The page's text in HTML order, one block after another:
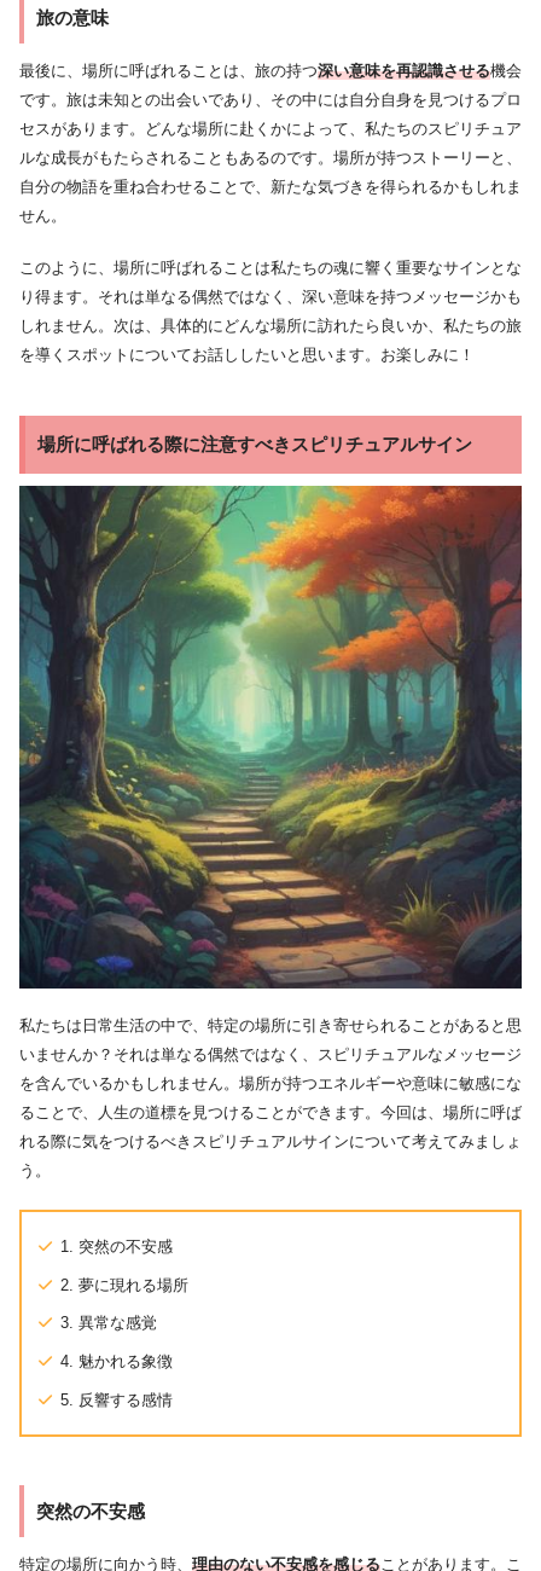
旅の意味
最後に、場所に呼ばれることは、旅の持つ深い意味を再認識させる機会
です。旅は未知との出会いであり、その中には自分自身を見つけるプロ
セスがあります。どんな場所に赴くかによって、私たちのスピリチュア
ルな成長がもたらされることもあるのです。場所が持つストーリーと、
自分の物語を重ね合わせることで、新たな気づきを得られるかもしれま
せん。
このように、場所に呼ばれることは私たちの魂に響く重要なサインとな
り得ます。それは単なる偶然ではなく、深い意味を持つメッセージかも
しれません。次は、具体的にどんな場所に訪れたら良いか、私たちの旅
を導くスポットについてお話ししたいと思います。お楽しみに！
場所に呼ばれる際に注意すべきスピリチュアルサイン
私たちは日常生活の中で、特定の場所に引き寄せられることがあると思
いませんか？それは単なる偶然ではなく、スピリチュアルなメッセージ
を含んでいるかもしれません。場所が持つエネルギーや意味に敏感にな
ることで、人生の道標を見つけることができます。今回は、場所に呼ば
れる際に気をつけるべきスピリチュアルサインについて考えてみましょ
う。
1. 突然の不安感
2. 夢に現れる場所
3. 異常な感覚
4. 魅かれる象徴
5. 反響する感情
突然の不安感
特定の場所に向かう時、 理由のない不安感を感じる ことがあります。こ